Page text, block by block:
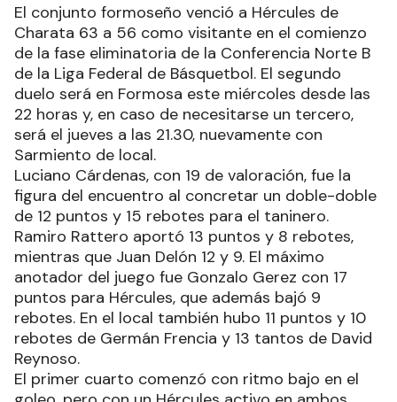
El conjunto formoseño venció a Hércules de
Charata 63 a 56 como visitante en el comienzo
de la fase eliminatoria de la Conferencia Norte B
de la Liga Federal de Básquetbol. El segundo
duelo será en Formosa este miércoles desde las
22 horas y, en caso de necesitarse un tercero,
será el jueves a las 21.30, nuevamente con
Sarmiento de local.
Luciano Cárdenas, con 19 de valoración, fue la
figura del encuentro al concretar un doble-doble
de 12 puntos y 15 rebotes para el taninero.
Ramiro Rattero aportó 13 puntos y 8 rebotes,
mientras que Juan Delón 12 y 9. El máximo
anotador del juego fue Gonzalo Gerez con 17
puntos para Hércules, que además bajó 9
rebotes. En el local también hubo 11 puntos y 10
rebotes de Germán Frencia y 13 tantos de David
Reynoso.
El primer cuarto comenzó con ritmo bajo en el